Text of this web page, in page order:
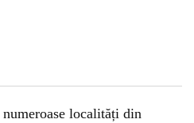
localități din